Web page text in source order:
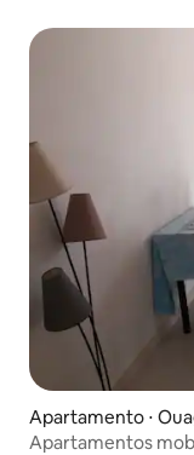
Apartamento ⋅
Apartamentos